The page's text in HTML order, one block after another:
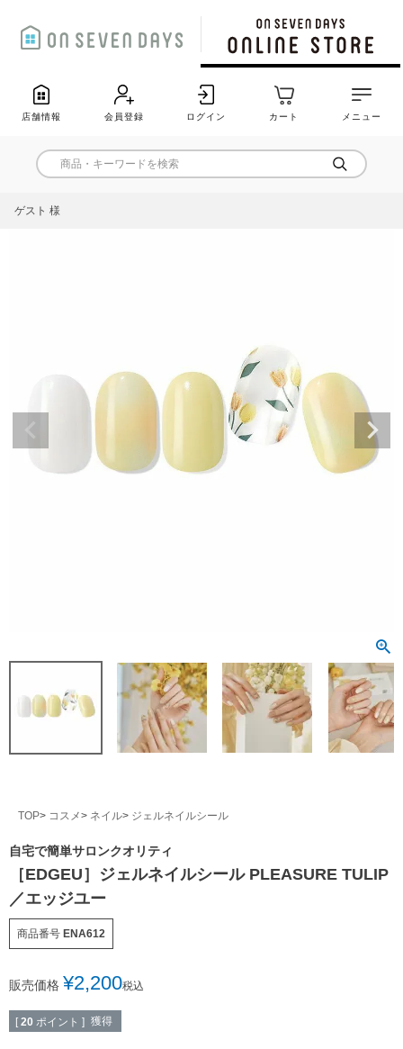
店舗情報 会員登録 ログイン カート メニュー
ゲスト 様
TOP コスメ ネイル ジェルネイルシール
自宅で簡単サロンクオリティ
［EDGEU］ジェルネイルシール PLEASURE TULIP
／エッジユー
商品番号 ENA612
販売価格 ¥2,200税込
[ 20 ポイント ] 獲得